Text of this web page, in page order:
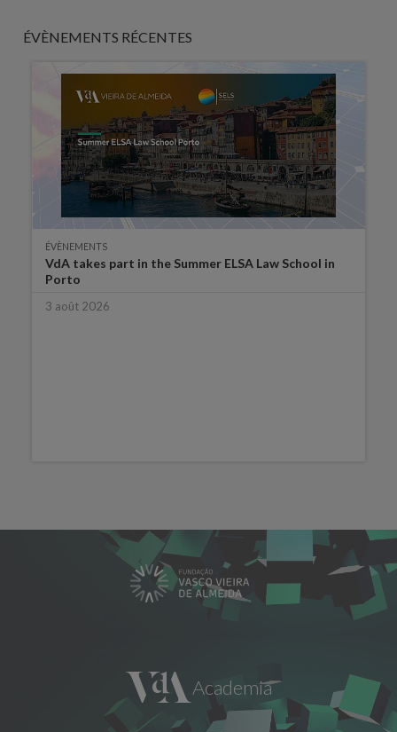
ÉVÈNEMENTS RÉCENTES
ÉVÈNEMENTS
VdA takes part in the Summer ELSA Law School in
Porto
3 août 2026